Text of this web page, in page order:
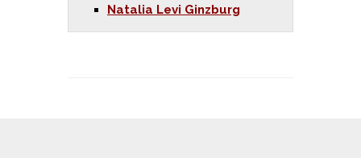
Natalia Levi Ginzburg